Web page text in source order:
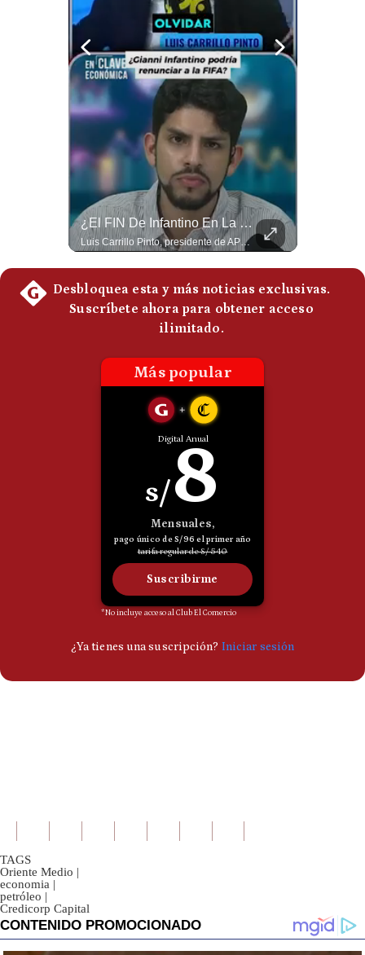
gestion.pe
Condiciones
Cookies
Preguntas
Frecuentes
¿El FIN De Infantino En La FIFA? El Grave Pronóstico Sobre Su Renuncia | #EnClaveEconómica
Luis Carrillo Pinto, presidente de APEMD pronostica meses muy difíciles para Infantino y sostiene que una mayor presión de la UEFA, junto con nuevas investigaciones periodísticas, podría llevarlo a dimitir. También menciona renuncias internas y acusaciones de que el proyecto fue impulsado por una sola persona. #GianniInfantino #FIFA #UEFA #LuisCarrilloPinto #APEMD #Futbol #NoticiasDeportivas #Mundial #Shorts 👉 Suscríbete y activa la campana para no perderte nuestro análisis diario. 🌎 Síguenos en nuestras redes sociales: 📌 Web oficial: https://gestion.pe/mundo/ 📌 LinkedIn: http://bit.ly/3HYIET0 📌 X (Twitter): http://bit.ly/4noZtX9 📌 TikTok: http://bit.ly/4evB6TO
TAGS
Oriente Medio |
economia |
petróleo |
Credicorp Capital